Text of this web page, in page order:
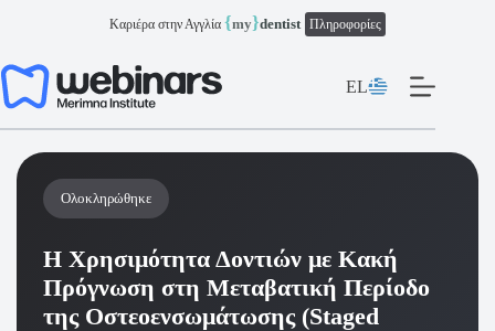
Καριέρα στην Αγγλία {my}dentist Πληροφορίες
EL
Ολοκληρώθηκε
Η Χρησιμότητα Δοντιών με Κακή
Πρόγνωση στη Μεταβατική Περίοδο
της Οστεοενσωμάτωσης (Staged